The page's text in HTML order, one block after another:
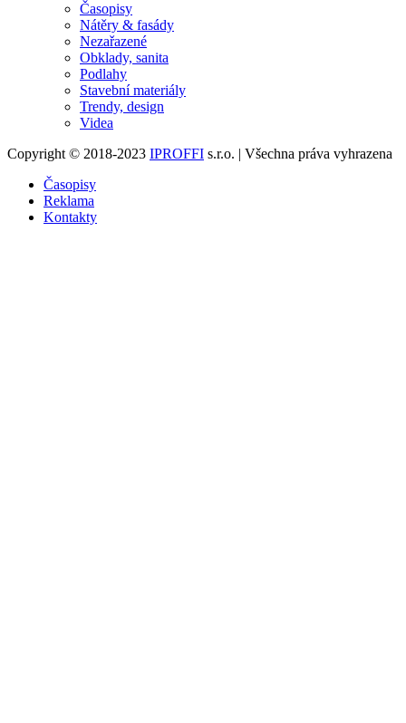
Časopisy
Nátěry & fasády
Nezařazené
Obklady, sanita
Podlahy
Stavební materiály
Trendy, design
Videa
Copyright © 2018-2023 IPROFFI s.r.o. | Všechna práva vyhrazena
Časopisy
Reklama
Kontakty